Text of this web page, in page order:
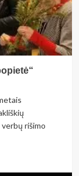
rišimo